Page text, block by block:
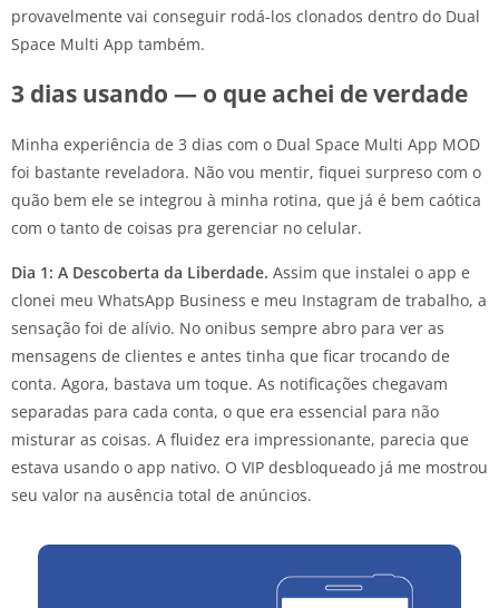
provavelmente vai conseguir rodá-los clonados dentro do Dual
Space Multi App também.
3 dias usando — o que achei de verdade
Minha experiência de 3 dias com o Dual Space Multi App MOD
foi bastante reveladora. Não vou mentir, fiquei surpreso com o
quão bem ele se integrou à minha rotina, que já é bem caótica
com o tanto de coisas pra gerenciar no celular.
Dia 1: A Descoberta da Liberdade. Assim que instalei o app e
clonei meu WhatsApp Business e meu Instagram de trabalho, a
sensação foi de alívio. No onibus sempre abro para ver as
mensagens de clientes e antes tinha que ficar trocando de
conta. Agora, bastava um toque. As notificações chegavam
separadas para cada conta, o que era essencial para não
misturar as coisas. A fluidez era impressionante, parecia que
estava usando o app nativo. O VIP desbloqueado já me mostrou
seu valor na ausência total de anúncios.